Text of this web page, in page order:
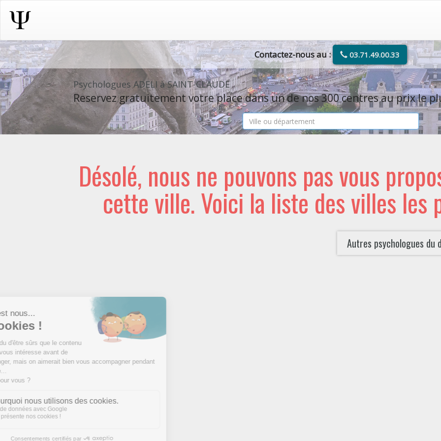
Contactez-nous au : 03.71.49.00.33
Psychologues ADELI à SAINT-CLAUDE
Reservez gratuitement votre place dans un de nos 300 centres au prix le
Désolé, nous ne pouvons pas vous
cette ville. Voici la liste des villes les
Autres psychologues du